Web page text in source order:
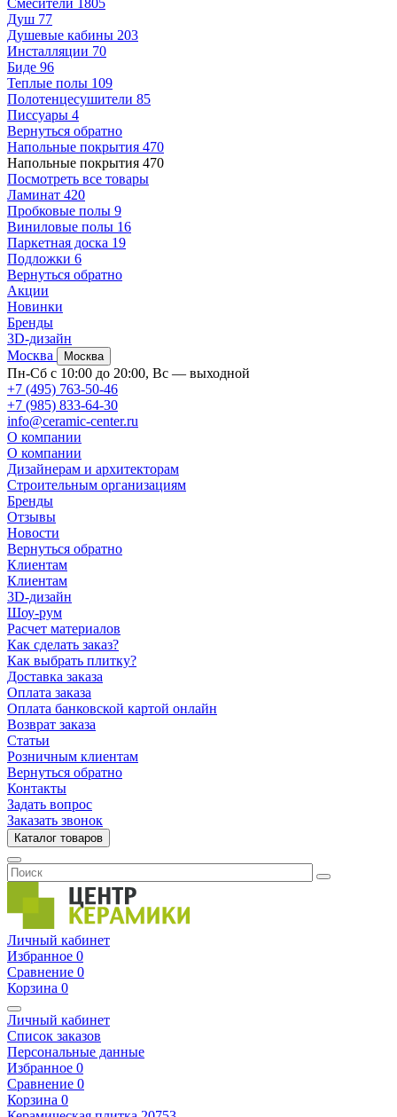
Смесители 1805
Душ 77
Душевые кабины 203
Инсталляции 70
Биде 96
Теплые полы 109
Полотенцесушители 85
Писсуары 4
Вернуться обратно
Напольные покрытия 470
Напольные покрытия 470
Посмотреть все товары
Ламинат 420
Пробковые полы 9
Виниловые полы 16
Паркетная доска 19
Подложки 6
Вернуться обратно
Акции
Новинки
Бренды
3D-дизайн
Москва
Москва
Пн-Сб с 10:00 до 20:00, Вс — выходной
+7 (495) 763-50-46
+7 (985) 833-64-30
info@ceramic-center.ru
О компании
О компании
Дизайнерам и архитекторам
Строительным организациям
Бренды
Отзывы
Новости
Вернуться обратно
Клиентам
Клиентам
3D-дизайн
Шоу-рум
Расчет материалов
Как сделать заказ?
Как выбрать плитку?
Доставка заказа
Оплата заказа
Оплата банковской картой онлайн
Возврат заказа
Статьи
Розничным клиентам
Вернуться обратно
Контакты
Задать вопрос
Заказать звонок
Каталог товаров
Личный кабинет
Избранное 0
Сравнение 0
Корзина 0
Личный кабинет
Список заказов
Персональные данные
Избранное 0
Сравнение 0
Корзина 0